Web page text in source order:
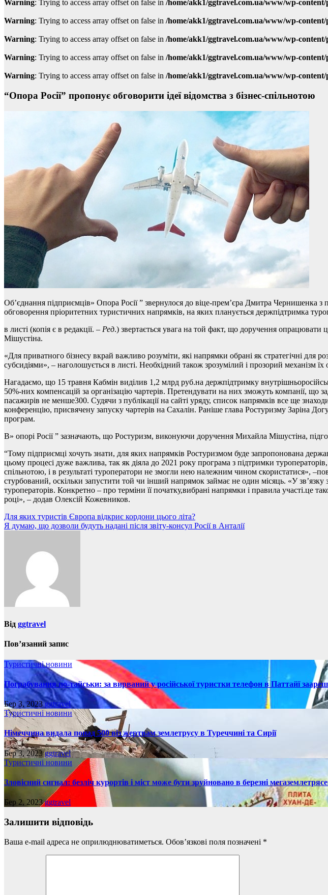
Warning: Trying to access array offset on false in /home/akk1/ggtravel.com.ua/www/wp-content/
Warning: Trying to access array offset on false in /home/akk1/ggtravel.com.ua/www/wp-content/
Warning: Trying to access array offset on false in /home/akk1/ggtravel.com.ua/www/wp-content/
Warning: Trying to access array offset on false in /home/akk1/ggtravel.com.ua/www/wp-content/
Warning: Trying to access array offset on false in /home/akk1/ggtravel.com.ua/www/wp-content/
“Опора Росії” пропонує обговорити ідеї відомства з бізнес-спільнотою
Об’єднання підприємців» Опора Росії ” звернулося до віце-прем’єра Дмитра Чернишенка
обговорення пріоритетних туристичних напрямків, на яких планується держпідтримка
в листі (копія є в редакції. – Ред.) звертається увага на той факт, що доручення опрацювати
Мішустіна.
«Для приватного бізнесу вкрай важливо розуміти, які напрямки обрані як стратегічні для
субсидіями», – наголошується в листі. Необхідний також зрозумілий і прозорий механізм їх
Нагадаємо, що 15 травня Кабмін виділив 1,2 млрд руб.на держпідтримку
50%-них компенсацій за організацію чартерів. Претендувати на них зможуть компанії,
пасажирів не менше300. Судячи з публікації на сайті уряду, список напрямків все ще
конференцію, присвячену запуску чартерів на Сахалін. Раніше глава Ростуризму Заріна
програм.
В» опорі Росії ” зазначають, що Ростуризм, виконуючи доручення Михайла Мішустіна,
“Тому підприємці хочуть знати, для яких напрямків Ростуризмом буде запропонована
цьому процесі дуже важлива, так як діяла до 2021 року програма з підтримки
спільнотою, і в результаті туроператори не змогли нею належним чином скористатися»,
стурбований, оскільки запустити той чи інший напрямок займає не один місяць. «У
туроператорів. Конкретно – про терміни її початку,вибрані напрямки і правила участі.це
році», – додав Олексій Кожевников.
Навігація
записів
Для яких туристів Європа відкриє кордони цього літа?
Я думаю, що дозволи будуть надані після звіту-консул Росії в Анталії
Від ggtravel
Пов’язаний запис
Туристичні новини
Пограбування по-тайськи: за вирваний у російської туристки телефон в Паттайї
Бер 3, 2023ggtravel
Туристичні новини
Німеччина видала понад 500 віз жертвам землетрусу в Туреччині та Сирії
Бер 3, 2023ggtravel
Туристичні новини
Зловісний сигнал: безліч курортів і міст може бути зруйновано в березні
Бер 2, 2023ggtravel
Залишити відповідь
Ваша e-mail адреса не оприлюднюватиметься. Обов’язкові поля позначені *